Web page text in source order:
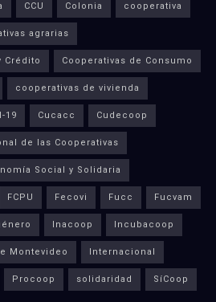
CCU Colonia cooperativa
agrarias
Crédito Cooperativas de Consumo
cooperativas de vivienda
19 Cucacc Cudecoop
de las Cooperativas
Social y Solidaria
FCPU Fecovi Fucc Fucvam
Inacoop Incubacoop
Montevideo Internacional
Procoop solidaridad SíCoop